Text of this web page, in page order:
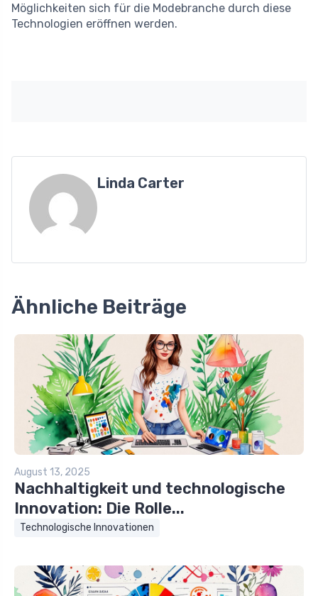
Möglichkeiten sich für die Modebranche durch diese
Technologien eröffnen werden.
Linda Carter
Ähnliche Beiträge
August 13, 2025
Nachhaltigkeit und technologische
Innovation: Die Rolle...
Technologische Innovationen